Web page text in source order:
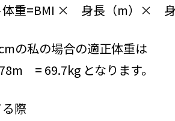
体重=BMI × 身長（m）× 身
の私の場合の適正体重は
69.7kg となります。
際